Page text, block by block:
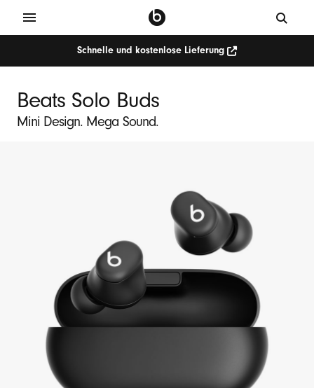
Schnelle und kostenlose Lieferung
Beats Solo Buds
Mini Design. Mega Sound.